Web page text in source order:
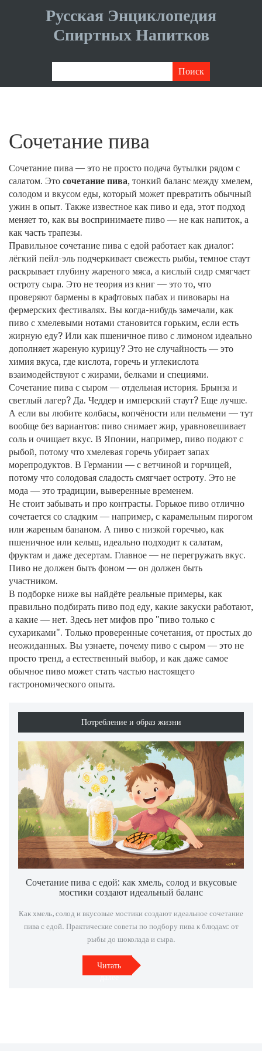
Русская Энциклопедия
Спиртных Напитков
Сочетание пива
Сочетание пива — это не просто подача бутылки рядом с
салатом. Это сочетание пива, тонкий баланс между хмелем,
солодом и вкусом еды, который может превратить обычный
ужин в опыт. Также известное как пиво и еда, этот подход
меняет то, как вы воспринимаете пиво — не как напиток, а
как часть трапезы.
Правильное сочетание пива с едой работает как диалог:
лёгкий пейл-эль подчеркивает свежесть рыбы, темное стаут
раскрывает глубину жареного мяса, а кислый сидр смягчает
остроту сыра. Это не теория из книг — это то, что
проверяют бармены в крафтовых пабах и пивовары на
фермерских фестивалях. Вы когда-нибудь замечали, как
пиво с хмелевыми нотами становится горьким, если есть
жирную еду? Или как пшеничное пиво с лимоном идеально
дополняет жареную курицу? Это не случайность — это
химия вкуса, где кислота, горечь и углекислота
взаимодействуют с жирами, белками и специями.
Сочетание пива с сыром — отдельная история. Брынза и
светлый лагер? Да. Чеддер и имперский стаут? Еще лучше.
А если вы любите колбасы, копчёности или пельмени — тут
вообще без вариантов: пиво снимает жир, уравновешивает
соль и очищает вкус. В Японии, например, пиво подают с
рыбой, потому что хмелевая горечь убирает запах
морепродуктов. В Германии — с ветчиной и горчицей,
потому что солодовая сладость смягчает остроту. Это не
мода — это традиции, выверенные временем.
Не стоит забывать и про контрасты. Горькое пиво отлично
сочетается со сладким — например, с карамельным пирогом
или жареным бананом. А пиво с низкой горечью, как
пшеничное или кельш, идеально подходит к салатам,
фруктам и даже десертам. Главное — не перегружать вкус.
Пиво не должен быть фоном — он должен быть
участником.
В подборке ниже вы найдёте реальные примеры, как
правильно подбирать пиво под еду, какие закуски работают,
а какие — нет. Здесь нет мифов про "пиво только с
сухариками". Только проверенные сочетания, от простых до
неожиданных. Вы узнаете, почему пиво с сыром — это не
просто тренд, а естественный выбор, и как даже самое
обычное пиво может стать частью настоящего
гастрономического опыта.
Потребление и образ жизни
Сочетание пива с едой: как хмель, солод и вкусовые
мостики создают идеальный баланс
Как хмель, солод и вкусовые мостики создают идеальное сочетание
пива с едой. Практические советы по подбору пива к блюдам: от
рыбы до шоколада и сыра.
Читать
далее